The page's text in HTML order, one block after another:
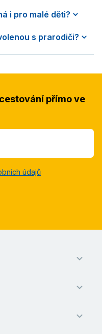
i pro malé děti?
s prarodiči?
přímo ve
údajů